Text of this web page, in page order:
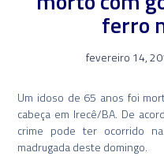
ferro
fevereiro 14,
Um idoso de 65 anos foi
cabeça em Irecê/BA. De
crime pode ter ocorrido
madrugada deste domingo.